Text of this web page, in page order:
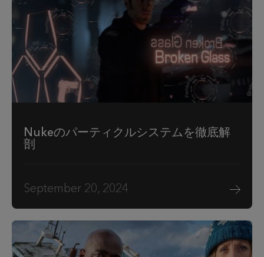
Nukeのパーティクルシステムを徹底解
剖
September 20, 2024